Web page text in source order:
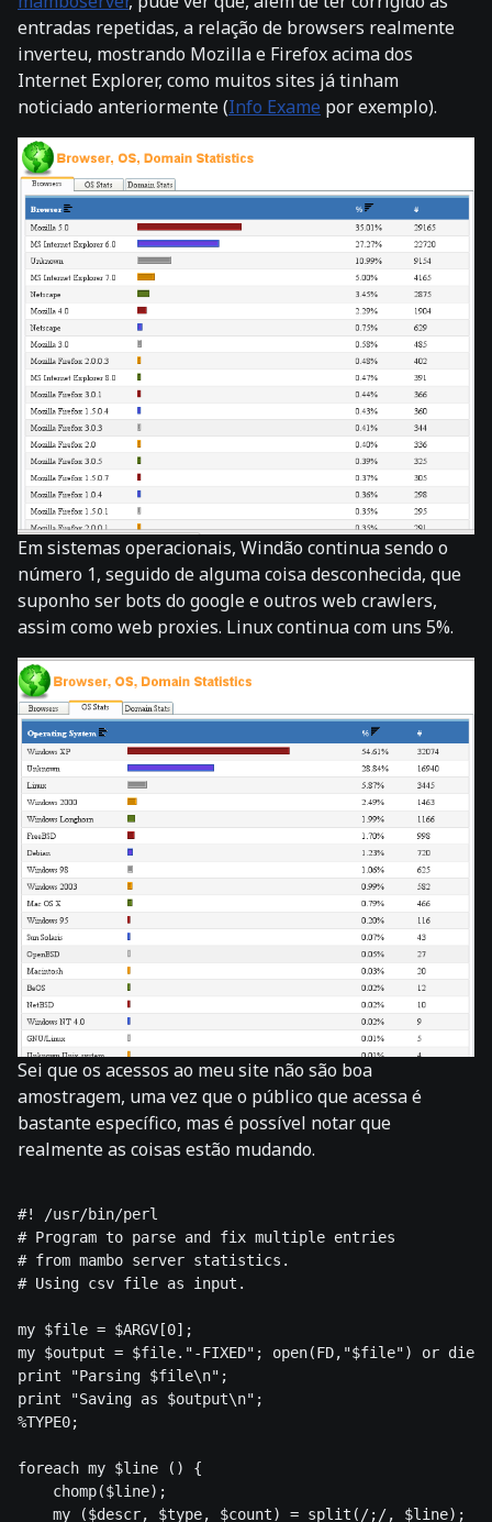
entradas repetidas, a relação de browsers realmente
inverteu, mostrando Mozilla e Firefox acima dos
Internet Explorer, como muitos sites já tinham
noticiado anteriormente (Info Exame por exemplo).
Em sistemas operacionais, Windão continua sendo o
número 1, seguido de alguma coisa desconhecida, que
suponho ser bots do google e outros web crawlers,
assim como web proxies. Linux continua com uns 5%.
Sei que os acessos ao meu site não são boa
amostragem, uma vez que o público que acessa é
bastante específico, mas é possível notar que
realmente as coisas estão mudando.
#! /usr/bin/perl
# Program to parse and fix multiple entries
# from mambo server statistics.
# Using csv file as input.
my $file = $ARGV[0];
my $output = $file."-FIXED"; open(FD,"$file") or
print "Parsing $file\n";
print "Saving as $output\n";
%TYPE0;
foreach my $line () {
    chomp($line);
    my ($descr, $type, $count) = split(/;/, $line);